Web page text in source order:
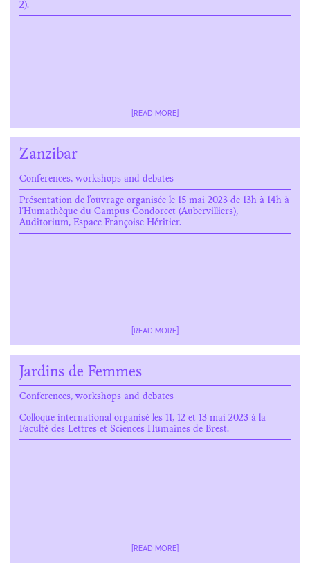
2).
[READ MORE]
Zanzibar
Conferences, workshops and debates
Présentation de l’ouvrage organisée le 15 mai 2023 de 13h à 14h à
l’Humathèque du Campus Condorcet (Aubervilliers),
Auditorium, Espace Françoise Héritier.
[READ MORE]
Jardins de Femmes
Conferences, workshops and debates
Colloque international organisé les 11, 12 et 13 mai 2023 à la
Faculté des Lettres et Sciences Humaines de Brest.
[READ MORE]